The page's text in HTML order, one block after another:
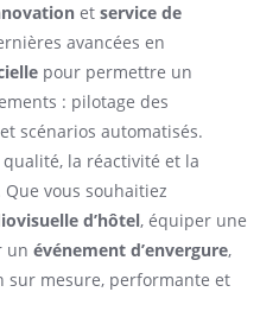
et service de
avancées en
pour permettre un
: pilotage des
scénarios automatisés.
la réactivité et la
vous souhaitiez
d’hôtel, équiper une
un événement d’envergure,
sur mesure, performante et